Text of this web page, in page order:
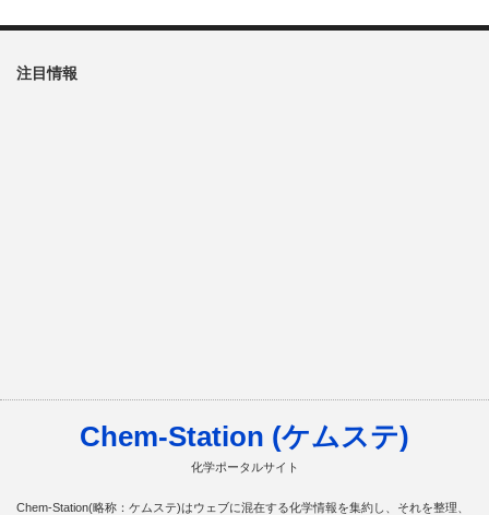
注目情報
Chem-Station (ケムステ)
化学ポータルサイト
Chem-Station(略称：ケムステ)はウェブに混在する化学情報を集約し、それを整理、